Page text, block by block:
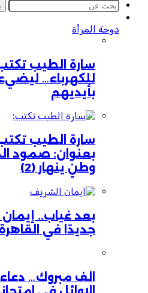
دوحة المرأة
سارة الطيب
للكهرباء…
بأيديهم
سارة الطيب
بعنوان: صمود
وطنٍ ينهار (2)
بعد غياب..
جديدًا في القاهرة
الف مبروك…